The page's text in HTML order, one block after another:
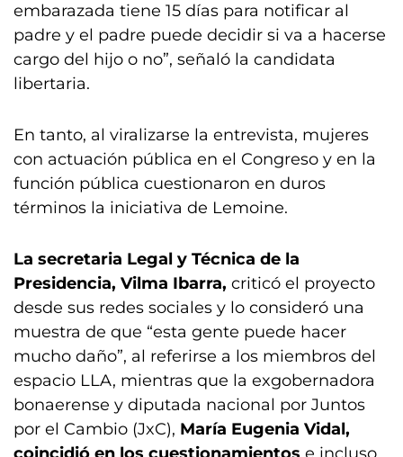
embarazada tiene 15 días para notificar al
padre y el padre puede decidir si va a hacerse
cargo del hijo o no”, señaló la candidata
libertaria.
En tanto, al viralizarse la entrevista, mujeres
con actuación pública en el Congreso y en la
función pública cuestionaron en duros
términos la iniciativa de Lemoine.
La secretaria Legal y Técnica de la
Presidencia, Vilma Ibarra, criticó el proyecto
desde sus redes sociales y lo consideró una
muestra de que “esta gente puede hacer
mucho daño”, al referirse a los miembros del
espacio LLA, mientras que la exgobernadora
bonaerense y diputada nacional por Juntos
por el Cambio (JxC), María Eugenia Vidal,